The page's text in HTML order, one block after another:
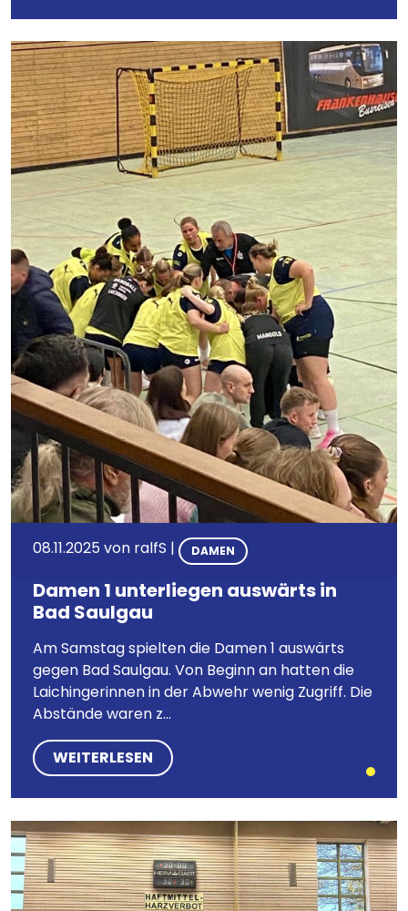
08.11.2025 von ralfS | DAMEN
Damen 1 unterliegen auswärts in
Bad Saulgau
Am Samstag spielten die Damen 1 auswärts
gegen Bad Saulgau. Von Beginn an hatten die
Laichingerinnen in der Abwehr wenig Zugriff. Die
Abstände waren z...
WEITERLESEN